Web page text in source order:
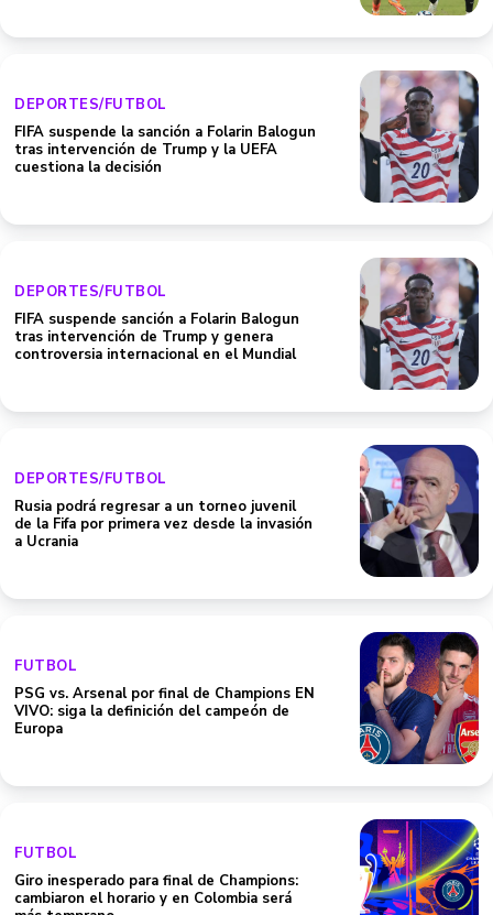
DEPORTES/FUTBOL
FIFA suspende la sanción a Folarin Balogun
tras intervención de Trump y la UEFA
cuestiona la decisión
DEPORTES/FUTBOL
FIFA suspende sanción a Folarin Balogun
tras intervención de Trump y genera
controversia internacional en el Mundial
DEPORTES/FUTBOL
Rusia podrá regresar a un torneo juvenil
de la Fifa por primera vez desde la invasión
a Ucrania
FUTBOL
PSG vs. Arsenal por final de Champions EN
VIVO: siga la definición del campeón de
Europa
FUTBOL
Giro inesperado para final de Champions:
cambiaron el horario y en Colombia será